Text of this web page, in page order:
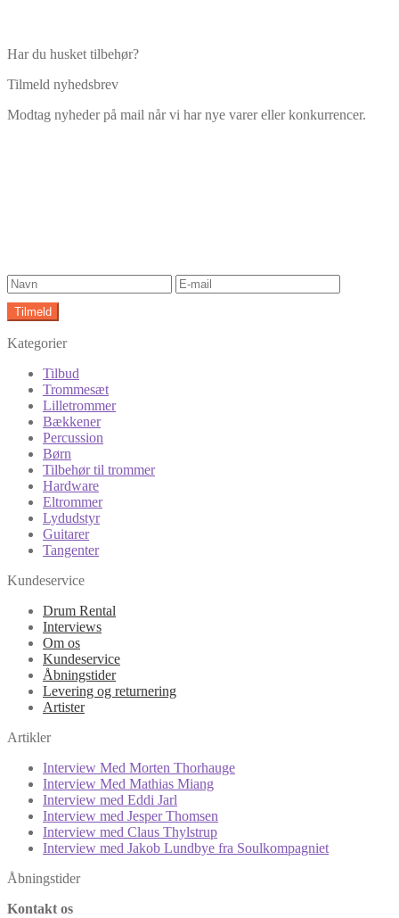
Har du husket tilbehør?
Tilmeld nyhedsbrev
Modtag nyheder på mail når vi har nye varer eller konkurrencer.
Kategorier
Tilbud
Trommesæt
Lilletrommer
Bækkener
Percussion
Børn
Tilbehør til trommer
Hardware
Eltrommer
Lydudstyr
Guitarer
Tangenter
Kundeservice
Drum Rental
Interviews
Om os
Kundeservice
Åbningstider
Levering og returnering
Artister
Artikler
Interview Med Morten Thorhauge
Interview Med Mathias Miang
Interview med Eddi Jarl
Interview med Jesper Thomsen
Interview med Claus Thylstrup
Interview med Jakob Lundbye fra Soulkompagniet
Åbningstider
Kontakt os